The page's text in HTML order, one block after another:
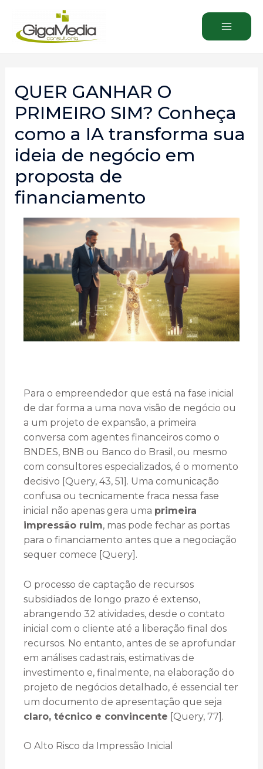
QUER GANHAR O
PRIMEIRO SIM? Conheça
como a IA transforma sua
ideia de negócio em
proposta de
financiamento
Para o empreendedor que está na fase inicial
de dar forma a uma nova visão de negócio ou
a um projeto de expansão, a primeira
conversa com agentes financeiros como o
BNDES, BNB ou Banco do Brasil, ou mesmo
com consultores especializados, é o momento
decisivo [Query, 43, 51]. Uma comunicação
confusa ou tecnicamente fraca nessa fase
inicial não apenas gera uma primeira
impressão ruim, mas pode fechar as portas
para o financiamento antes que a negociação
sequer comece [Query].
O processo de captação de recursos
subsidiados de longo prazo é extenso,
abrangendo 32 atividades, desde o contato
inicial com o cliente até a liberação final dos
recursos. No entanto, antes de se aprofundar
em análises cadastrais, estimativas de
investimento e, finalmente, na elaboração do
projeto de negócios detalhado, é essencial ter
um documento de apresentação que seja
claro, técnico e convincente [Query, 77].
O Alto Risco da Impressão Inicial